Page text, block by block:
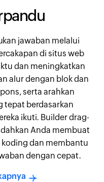
jawaban melalui
di situs web
dan meningkatkan
alur dengan blok dan
serta arahkan
tepat berdasarkan
ikuti. Builder drag-
Anda membuat
dan membantu
dengan cepat.